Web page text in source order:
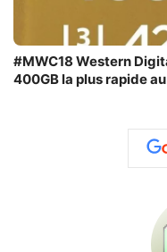
#MWC18 Western
400GB la plus rapide